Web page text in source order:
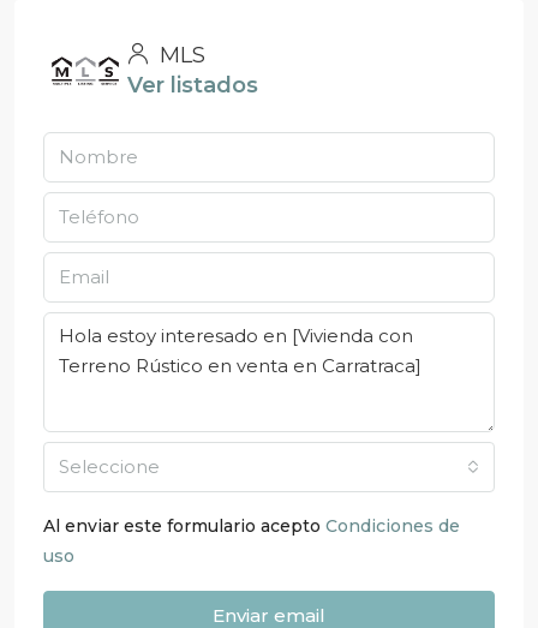
MLS
Ver listados
Seleccione
Al enviar este formulario acepto Condiciones de
uso
Enviar email